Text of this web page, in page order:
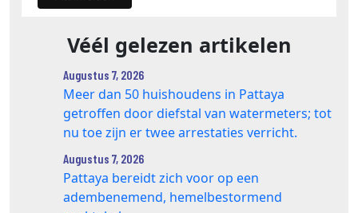
Véél gelezen artikelen
Augustus 7, 2026
Meer dan 50 huishoudens in Pattaya
getroffen door diefstal van watermeters; tot
nu toe zijn er twee arrestaties verricht.
Augustus 7, 2026
Pattaya bereidt zich voor op een
adembenemend, hemelbestormend